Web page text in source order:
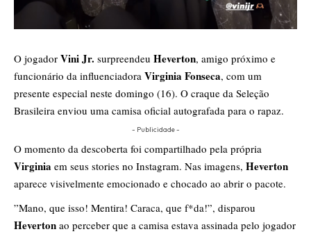
O jogador Vini Jr. surpreendeu Heverton, amigo próximo e
funcionário da influenciadora Virginia Fonseca, com um
presente especial neste domingo (16). O craque da Seleção
Brasileira enviou uma camisa oficial autografada para o rapaz.
- Publicidade -
​O momento da descoberta foi compartilhado pela própria
Virginia em seus stories no Instagram. Nas imagens, Heverton
aparece visivelmente emocionado e chocado ao abrir o pacote.
​”Mano, que isso! Mentira! Caraca, que f*da!”, disparou
Heverton ao perceber que a camisa estava assinada pelo jogador